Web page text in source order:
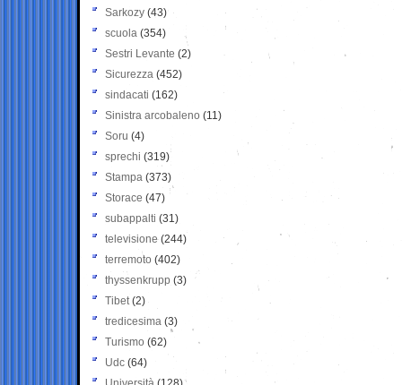
Sarkozy (43)
scuola (354)
Sestri Levante (2)
Sicurezza (452)
sindacati (162)
Sinistra arcobaleno (11)
Soru (4)
sprechi (319)
Stampa (373)
Storace (47)
subappalti (31)
televisione(244)
terremoto (402)
thyssenkrupp (3)
Tibet(2)
tredicesima (3)
Turismo (62)
Udc (64)